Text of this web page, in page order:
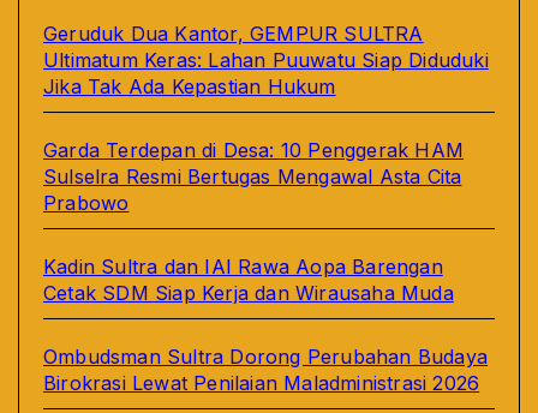
Geruduk Dua Kantor, GEMPUR SULTRA
Ultimatum Keras: Lahan Puuwatu Siap Diduduki
Jika Tak Ada Kepastian Hukum
Garda Terdepan di Desa: 10 Penggerak HAM
Sulselra Resmi Bertugas Mengawal Asta Cita
Prabowo
Kadin Sultra dan IAI Rawa Aopa Barengan
Cetak SDM Siap Kerja dan Wirausaha Muda
Ombudsman Sultra Dorong Perubahan Budaya
Birokrasi Lewat Penilaian Maladministrasi 2026